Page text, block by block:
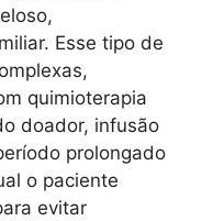
Esse tipo de
quimioterapia
doador, infusão
prolongado
o paciente
evitar